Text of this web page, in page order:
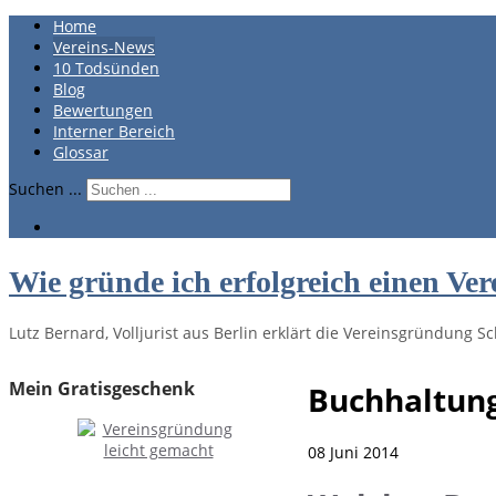
Home
Vereins-News
10 Todsünden
Blog
Bewertungen
Interner Bereich
Glossar
Suchen ...
Wie gründe ich erfolgreich einen
Lutz Bernard, Volljurist aus Berlin erklärt die Vereinsgründung
Mein Gratisgeschenk
08 Juni 2014